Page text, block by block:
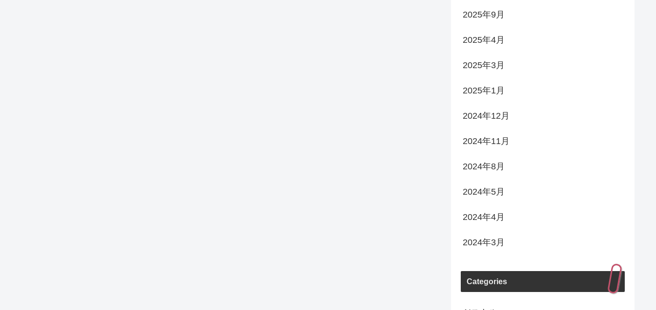
2025年9月
2025年4月
2025年3月
2025年1月
2024年12月
2024年11月
2024年8月
2024年5月
2024年4月
2024年3月
Categories